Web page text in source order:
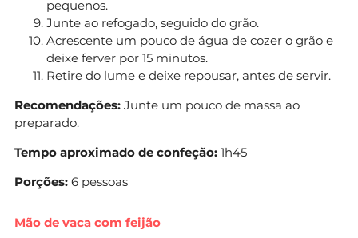
pequenos.
Junte ao refogado, seguido do grão.
Acrescente um pouco de água de cozer o grão e
deixe ferver por 15 minutos.
Retire do lume e deixe repousar, antes de servir.
Recomendações: Junte um pouco de massa ao
preparado.
Tempo aproximado de confeção: 1h45
Porções: 6 pessoas
Mão de vaca com feijão